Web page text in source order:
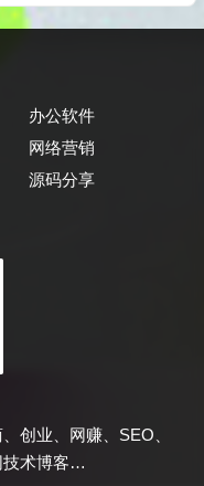
办公软件
网络营销
源码分享
创业、网赚、SEO、
技术博客…